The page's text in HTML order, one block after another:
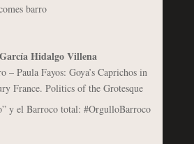
barro
Hidalgo Villena
– Paula Fayos: Goya’s Caprichos in
France. Politics of the Grotesque
y el Barroco total: #OrgulloBarroco